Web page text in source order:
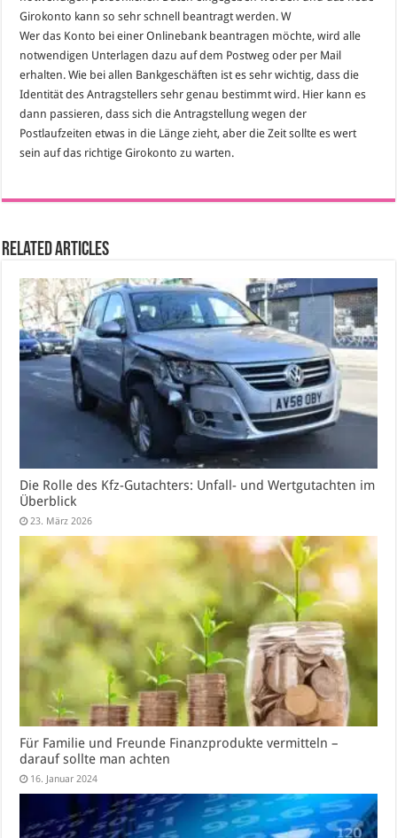
Girokonto kann so sehr schnell beantragt werden. W
Wer das Konto bei einer Onlinebank beantragen möchte, wird alle
notwendigen Unterlagen dazu auf dem Postweg oder per Mail
erhalten. Wie bei allen Bankgeschäften ist es sehr wichtig, dass die
Identität des Antragstellers sehr genau bestimmt wird. Hier kann es
dann passieren, dass sich die Antragstellung wegen der
Postlaufzeiten etwas in die Länge zieht, aber die Zeit sollte es wert
sein auf das richtige Girokonto zu warten.
Related Articles
Die Rolle des Kfz-Gutachters: Unfall- und Wertgutachten im
Überblick
23. März 2026
Für Familie und Freunde Finanzprodukte vermitteln –
darauf sollte man achten
16. Januar 2024